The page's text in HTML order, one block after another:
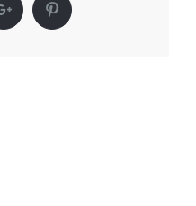
Google+ Pinterest